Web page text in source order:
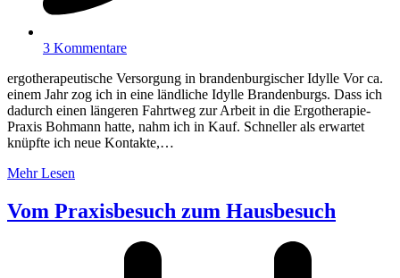
3 Kommentare
ergotherapeutische Versorgung in brandenburgischer Idylle Vor ca.
einem Jahr zog ich in eine ländliche Idylle Brandenburgs. Dass ich
dadurch einen längeren Fahrtweg zur Arbeit in die Ergotherapie-
Praxis Bohmann hatte, nahm ich in Kauf. Schneller als erwartet
knüpfte ich neue Kontakte,…
Mehr Lesen
Vom Praxisbesuch zum Hausbesuch